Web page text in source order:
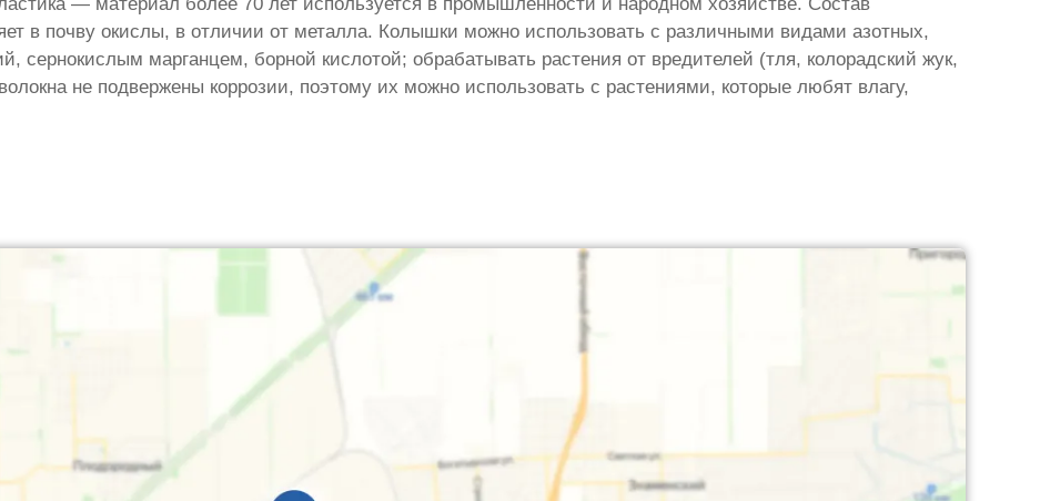
в почву окислы, в отличии от металла. Колышки можно использовать с различными видами азотных,
марганцем, борной кислотой; обрабатывать растения от вредителей (тля, колорадский жук,
не подвержены коррозии, поэтому их можно использовать с растениями, которые любят влагу,